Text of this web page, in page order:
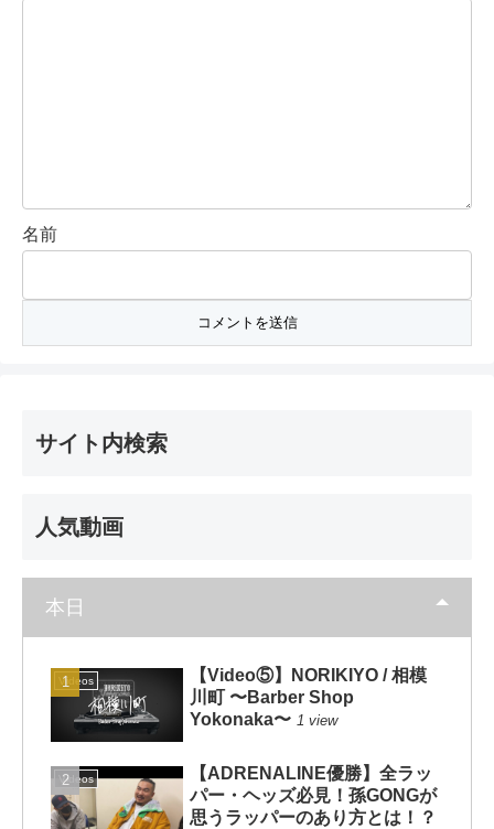
名前
サイト内検索
人気動画
本日
Videos
【Video⑤】NORIKIYO / 相模
川町 〜Barber Shop
Yokonaka〜 1 view
Videos
【ADRENALINE優勝】全ラッ
パー・ヘッズ必見！孫GONGが
思うラッパーのあり方とは！？